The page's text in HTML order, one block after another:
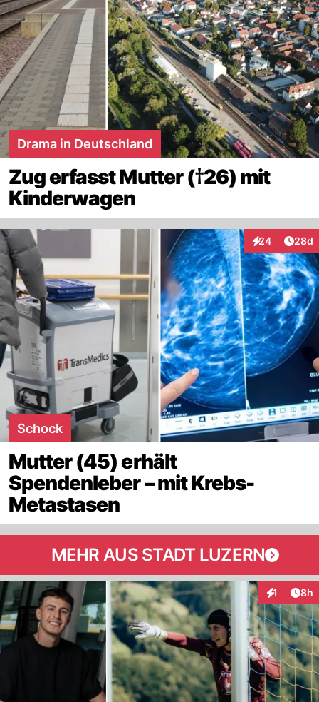
Drama in Deutschland
Zug erfasst Mutter (†26) mit
Kinderwagen
24
Interaktionen
28d
Schock
Mutter (45) erhält
Spendenleber – mit Krebs-
Metastasen
MEHR AUS STADT LUZERN
1 8h